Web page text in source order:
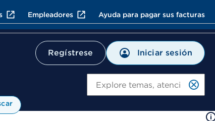
Empleadores Ayuda para pagar sus facturas
Regístrese Iniciar sesión